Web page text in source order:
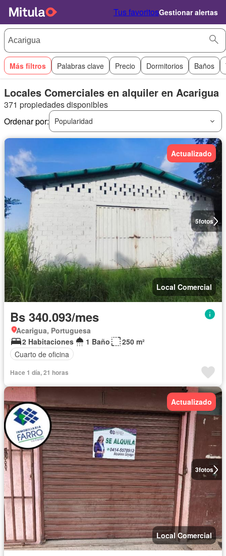
Tus favoritosGestionar alertas
Más filtros Palabras clave Precio Dormitorios Baños
Locales Comerciales en alquiler en Acarigua
371 propiedades disponibles
Ordenar por:
Popularidad
5fotos
Actualizado
Local Comercial
Bs 340.093/mes
Acarigua, Portuguesa
2 Habitaciones
1 Baño
250 m²
Cuarto de oficina
Hace 1 día, 21 horas
3fotos
Actualizado
Local Comercial